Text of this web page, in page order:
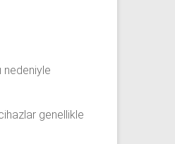
nedeniyle
genellikle